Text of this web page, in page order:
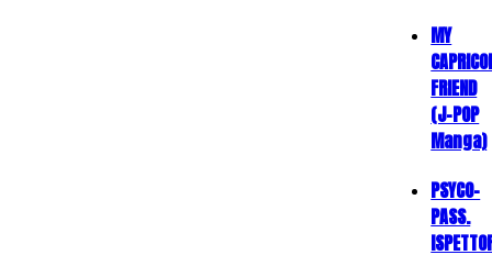
MY
FRIEND
(J-POP
Manga)
PSYCO-
PASS.